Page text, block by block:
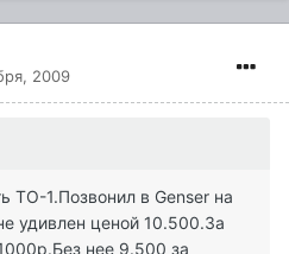
2009
ТО-1.Позвонил в Genser на
удивлен ценой 10.500.За
нее 9.500 за